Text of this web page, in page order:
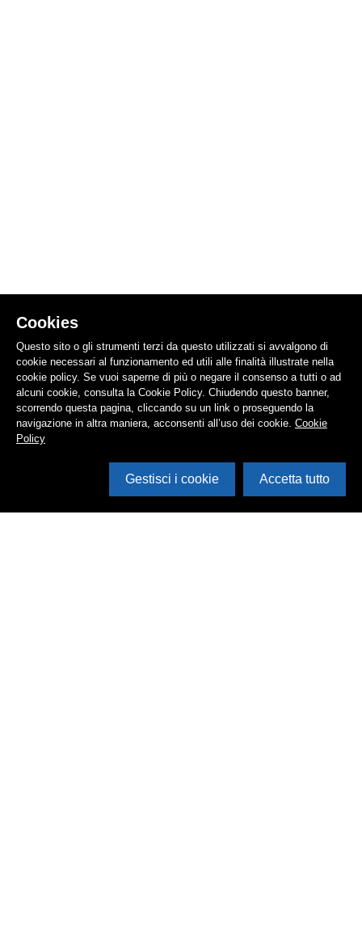
Cookies
Questo sito o gli strumenti terzi da questo utilizzati si avvalgono di
cookie necessari al funzionamento ed utili alle finalità illustrate nella
cookie policy. Se vuoi saperne di più o negare il consenso a tutti o ad
alcuni cookie, consulta la Cookie Policy. Chiudendo questo banner,
scorrendo questa pagina, cliccando su un link o proseguendo la
navigazione in altra maniera, acconsenti all’uso dei cookie. Cookie
Policy
Gestisci i cookie Accetta tutto